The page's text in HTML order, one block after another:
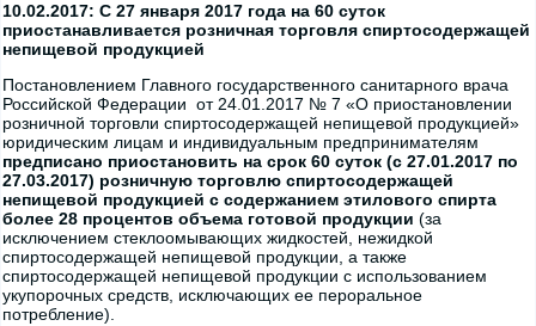
10.02.2017: С 27 января 2017 года на 60 суток
приостанавливается розничная торговля спиртосодержащей
непищевой продукцией
Постановлением Главного государственного санитарного врача
Российской Федерации от 24.01.2017 № 7 «О приостановлении
розничной торговли спиртосодержащей непищевой продукцией»
юридическим лицам и индивидуальным предпринимателям
предписано приостановить на срок 60 суток (с 27.01.2017 по
27.03.2017) розничную торговлю спиртосодержащей
непищевой продукцией с содержанием этилового спирта
более 28 процентов объема готовой продукции (за
исключением стеклоомывающих жидкостей, нежидкой
спиртосодержащей непищевой продукции, а также
спиртосодержащей непищевой продукции с использованием
укупорочных средств, исключающих ее пероральное
потребление).